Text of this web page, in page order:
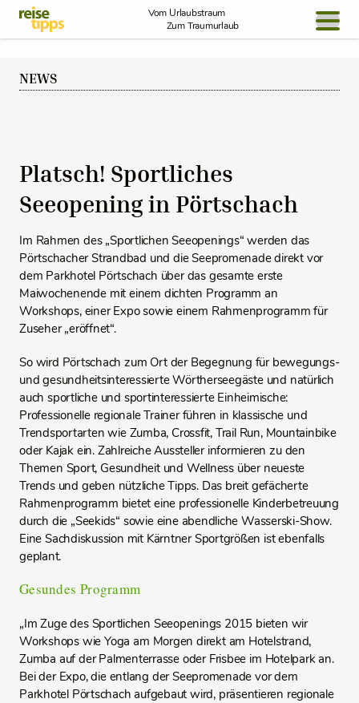
Skip to Content
Vom Urlaubstraum
Zum Traumurlaub
NEWS
Platsch! Sportliches
Seeopening in Pörtschach
Im Rahmen des „Sportlichen Seeopenings“ werden das
Pörtschacher Strandbad und die Seepromenade direkt vor
dem Parkhotel Pörtschach über das gesamte erste
Maiwochenende mit einem dichten Programm an
Workshops, einer Expo sowie einem Rahmenprogramm für
Zuseher „eröffnet“.
So wird Pörtschach zum Ort der Begegnung für bewegungs-
und gesundheitsinteressierte Wörtherseegäste und natürlich
auch sportliche und sportinteressierte Einheimische:
Professionelle regionale Trainer führen in klassische und
Trendsportarten wie Zumba, Crossfit, Trail Run, Mountainbike
oder Kajak ein. Zahlreiche Aussteller informieren zu den
Themen Sport, Gesundheit und Wellness über neueste
Trends und geben nützliche Tipps. Das breit gefächerte
Rahmenprogramm bietet eine professionelle Kinderbetreuung
durch die „Seekids“ sowie eine abendliche Wasserski-Show.
Eine Sachdiskussion mit Kärntner Sportgrößen ist ebenfalls
geplant.
Gesundes Programm
„Im Zuge des Sportlichen Seeopenings 2015 bieten wir
Workshops wie Yoga am Morgen direkt am Hotelstrand,
Zumba auf der Palmenterrasse oder Frisbee im Hotelpark an.
Bei der Expo, die entlang der Seepromenade vor dem
Parkhotel Pörtschach aufgebaut wird, präsentieren regionale